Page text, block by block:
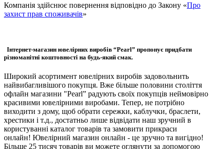
Компанія здійснює повернення відповідно до Закону «Про
захист прав споживачів»
Інтернет-магазин ювелірних виробів “Pearl” пропонує придбати
різноманітні коштовності на будь-який смак.
Широкий асортимент ювелірних виробів задовольнить
найвибагливішого покупця. Вже більше половини століття
офлайн магазини "Pearl” радують своїх покупців неймовірно
красивими ювелірними виробами. Тепер, не потрібно
виходити з дому, щоб обрати сережки, каблучки, браслети,
хрестики і т.д., достатньо лише відвідати наш зручний в
користуванні каталог товарів та замовити прикраси
онлайн! Ювелірний магазин онлайн - це зручно та вигідно!
Більше 25 тисяч товарів ви можете оглянути за допомогою